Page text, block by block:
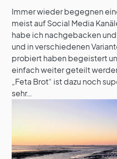
Immer wieder begegnen
meist auf Social Media
habe ich nachgebacken
und in verschiedenen
probiert haben begeistert
einfach weiter geteilt
„Feta Brot“ ist dazu noch
sehr…